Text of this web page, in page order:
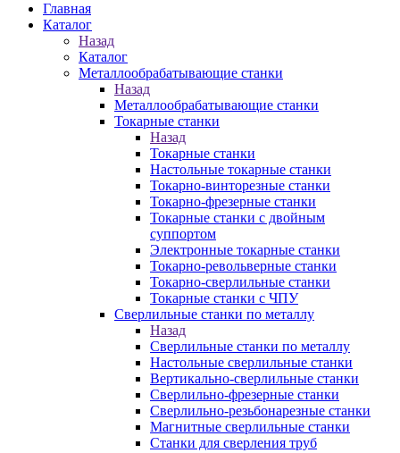
Главная
Каталог
Назад
Каталог
Металлообрабатывающие станки
Назад
Металлообрабатывающие станки
Токарные станки
Назад
Токарные станки
Настольные токарные станки
Токарно-винторезные станки
Токарно-фрезерные станки
Токарные станки с двойным
суппортом
Электронные токарные станки
Токарно-револьверные станки
Токарно-сверлильные станки
Токарные станки с ЧПУ
Сверлильные станки по металлу
Назад
Сверлильные станки по металлу
Настольные сверлильные станки
Вертикально-сверлильные станки
Сверлильно-фрезерные станки
Сверлильно-резьбонарезные станки
Магнитные сверлильные станки
Станки для сверления труб